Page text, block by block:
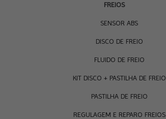
FREIOS
SENSOR ABS
DISCO DE FREIO
FLUIDO DE FREIO
KIT DISCO + PASTILHA DE FREIO
PASTILHA DE FREIO
REGULAGEM E REPARO FREIOS